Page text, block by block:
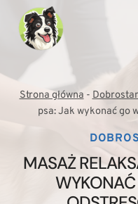
Przejdź
treści
Strona główna-
psa: Jak wykonać go
MASAŻ